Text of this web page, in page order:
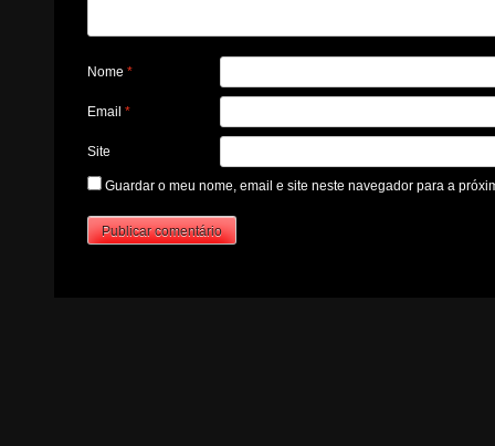
Nome*
Email*
Site
Guardar o meu nome, email e site neste navegador para a